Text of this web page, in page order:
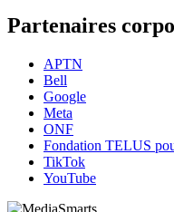
Partenaires
APTN
Bell
Google
Meta
ONF
Fondation TELUS
TikTok
YouTube